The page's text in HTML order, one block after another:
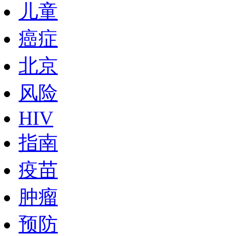
儿童
癌症
北京
风险
HIV
指南
疫苗
肿瘤
预防